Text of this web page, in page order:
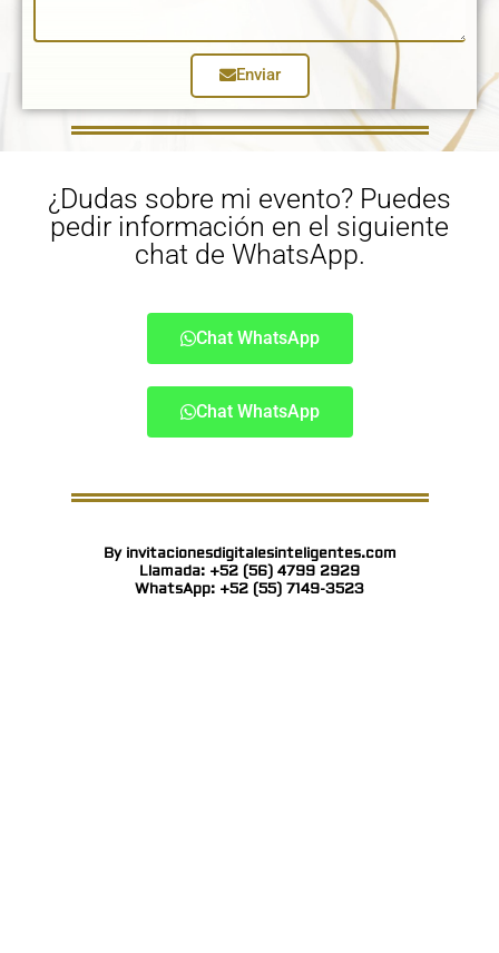
Enviar
¿Dudas sobre mi evento? Puedes
pedir información en el siguiente
chat de WhatsApp.
Chat WhatsApp
Chat WhatsApp
By invitacionesdigitalesinteligentes.com
Llamada: +52 (56) 4799 2929
WhatsApp: +52 (55) 7149-3523